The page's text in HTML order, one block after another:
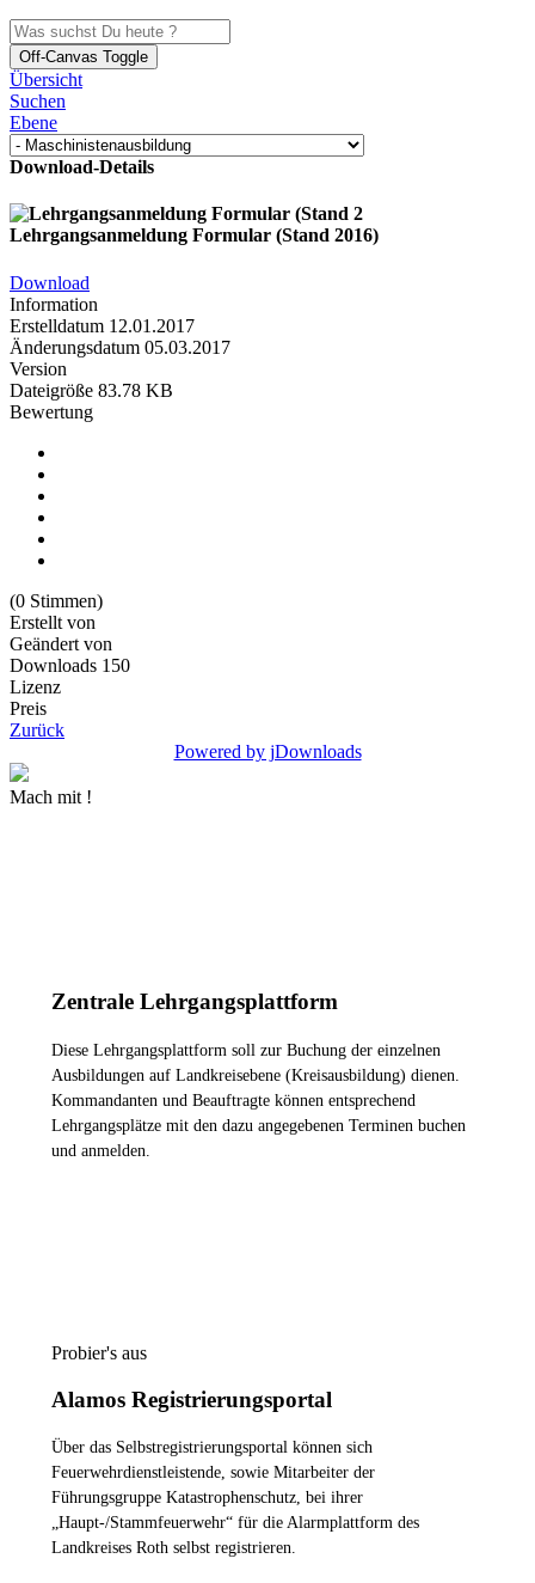
Off-Canvas Toggle
Übersicht
Suchen
Ebene
Download-Details
Lehrgangsanmeldung Formular (Stand 2016)
Download
Information
Erstelldatum 12.01.2017
Änderungsdatum 05.03.2017
Version
Dateigröße 83.78 KB
Bewertung
(0 Stimmen)
Erstellt von
Geändert von
Downloads 150
Lizenz
Preis
Zurück
Powered by jDownloads
Mach mit !
Zentrale Lehrgangsplattform
Diese Lehrgangsplattform soll zur Buchung der einzelnen
Ausbildungen auf Landkreisebene (Kreisausbildung) dienen.
Kommandanten und Beauftragte können entsprechend
Lehrgangsplätze mit den dazu angegebenen Terminen buchen
und anmelden.
Probier's aus
Alamos Registrierungsportal
Über das Selbstregistrierungsportal können sich
Feuerwehrdienstleistende, sowie Mitarbeiter der
Führungsgruppe Katastrophenschutz, bei ihrer
„Haupt-/Stammfeuerwehr“ für die Alarmplattform des
Landkreises Roth selbst registrieren.